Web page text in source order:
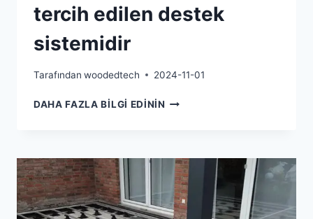
tercih edilen destek
sistemidir
Tarafından woodedtech 2024-11-01
DAHA FAZLA BILGI EDININ ZEMIN
KAIDELER,
ÇEŞITLI
DIŞ
MEKAN